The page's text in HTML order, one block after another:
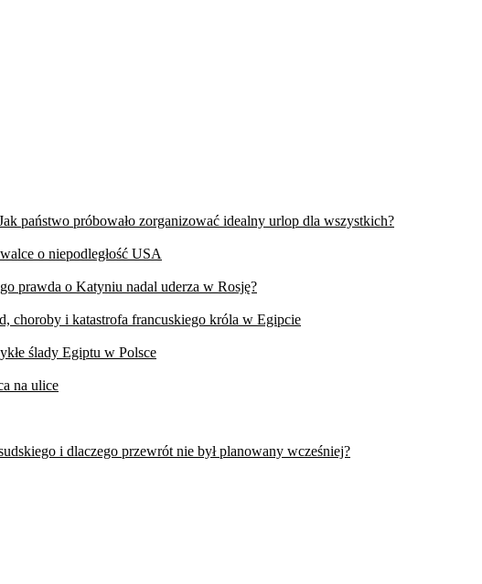
państwo próbowało zorganizować idealny urlop dla wszystkich?
o niepodległość USA
prawda o Katyniu nadal uderza w Rosję?
choroby i katastrofa francuskiego króla w Egipcie
ślady Egiptu w Polsce
na ulice
i dlaczego przewrót nie był planowany wcześniej?